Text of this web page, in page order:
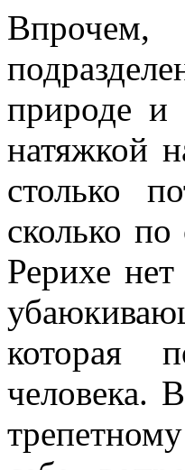
Впрочем,
природе
натяжкой
столько
сколько
Рерихе
которая
человека.